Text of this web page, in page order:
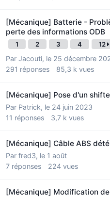
[Mécanique] Batterie -
perte des informations ODB
1 2 3 4 12
Par Jacouti, le 25 décembre
291 réponses 85,3 k vues
[Mécanique] Pose d'un
Par Patrick, le 24 juin 2023
11 réponses 3,7 k vues
[Mécanique] Câble ABS
Par fred3, le 1 août
7 réponses 224 vues
[Mécanique] Modification de